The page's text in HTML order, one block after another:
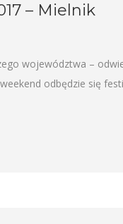
– Mielnik
województwa –
odbędzie się